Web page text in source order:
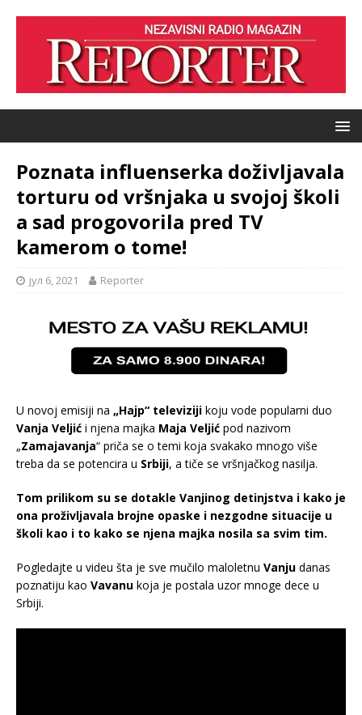
Poznata influenserka doživljavala
torturu od vršnjaka u svojoj školi
a sad progovorila pred TV
kamerom o tome!
јул 6, 2021 Reporter
U novoj emisiji na „Hajp“ televiziji koju vode popularni duo
Vanja Veljić i njena majka Maja Veljić pod nazivom
„Zamajavanja“ priča se o temi koja svakako mnogo više
treba da se potencira u Srbiji, a tiče se vršnjačkog nasilja.
Tom prilikom su se dotakle Vanjinog detinjstva i kako je
ona proživljavala brojne opaske i nezgodne situacije u
školi kao i to kako se njena majka nosila sa svim tim.
Pogledajte u videu šta je sve mučilo maloletnu Vanju danas
poznatiju kao Vavanu koja je postala uzor mnoge dece u
Srbiji.